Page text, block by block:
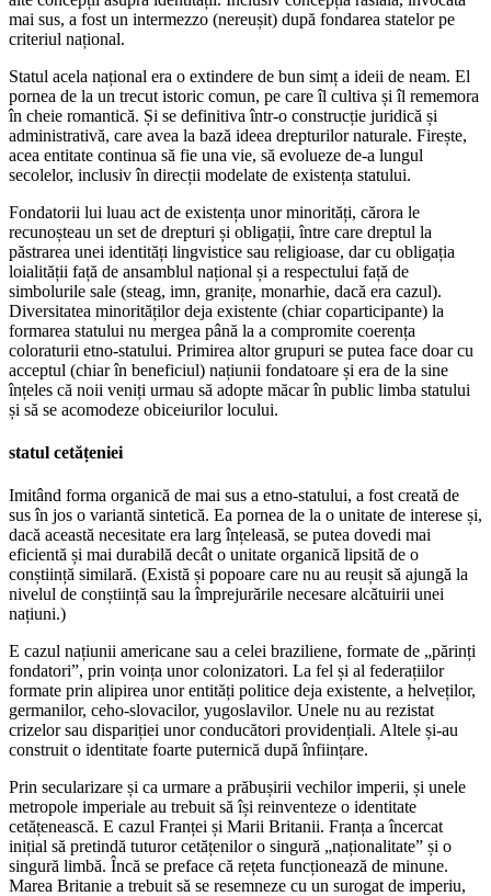
mai sus, a fost un intermezzo (nereușit) după fondarea statelor pe
criteriul național.
Statul acela național era o extindere de bun simț a ideii de neam. El
pornea de la un trecut istoric comun, pe care îl cultiva și îl rememora
în cheie romantică. Și se definitiva într-o construcție juridică și
administrativă, care avea la bază ideea drepturilor naturale. Firește,
acea entitate continua să fie una vie, să evolueze de-a lungul
secolelor, inclusiv în direcții modelate de existența statului.
Fondatorii lui luau act de existența unor minorități, cărora le
recunoșteau un set de drepturi și obligații, între care dreptul la
păstrarea unei identități lingvistice sau religioase, dar cu obligația
loialității față de ansamblul național și a respectului față de
simbolurile sale (steag, imn, granițe, monarhie, dacă era cazul).
Diversitatea minorităților deja existente (chiar coparticipante) la
formarea statului nu mergea până la a compromite coerența
coloraturii etno-statului. Primirea altor grupuri se putea face doar cu
acceptul (chiar în beneficiul) națiunii fondatoare și era de la sine
înțeles că noii veniți urmau să adopte măcar în public limba statului
și să se acomodeze obiceiurilor locului.
statul cetățeniei
Imitând forma organică de mai sus a etno-statului, a fost creată de
sus în jos o variantă sintetică. Ea pornea de la o unitate de interese și,
dacă această necesitate era larg înțeleasă, se putea dovedi mai
eficientă și mai durabilă decât o unitate organică lipsită de o
conștiință similară. (Există și popoare care nu au reușit să ajungă la
nivelul de conștiință sau la împrejurările necesare alcătuirii unei
națiuni.)
E cazul națiunii americane sau a celei braziliene, formate de „părinți
fondatori”, prin voința unor colonizatori. La fel și al federațiilor
formate prin alipirea unor entități politice deja existente, a helveților,
germanilor, ceho-slovacilor, yugoslavilor. Unele nu au rezistat
crizelor sau dispariției unor conducători providențiali. Altele și-au
construit o identitate foarte puternică după înființare.
Prin secularizare și ca urmare a prăbușirii vechilor imperii, și unele
metropole imperiale au trebuit să își reinventeze o identitate
cetățenească. E cazul Franței și Marii Britanii. Franța a încercat
inițial să pretindă tuturor cetățenilor o singură „naționalitate” și o
singură limbă. Încă se preface că rețeta funcționează de minune.
Marea Britanie a trebuit să se resemneze cu un surogat de imperiu,